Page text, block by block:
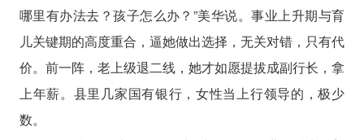
哪里有办法去？孩子怎么办？”美华说。事业上升期与育
儿关键期的高度重合，逼她做出选择，无关对错，只有代
价。前一阵，老上级退二线，她才如愿提拔成副行长，拿
上年薪。县里几家国有银行，女性当上行领导的，极少
数。